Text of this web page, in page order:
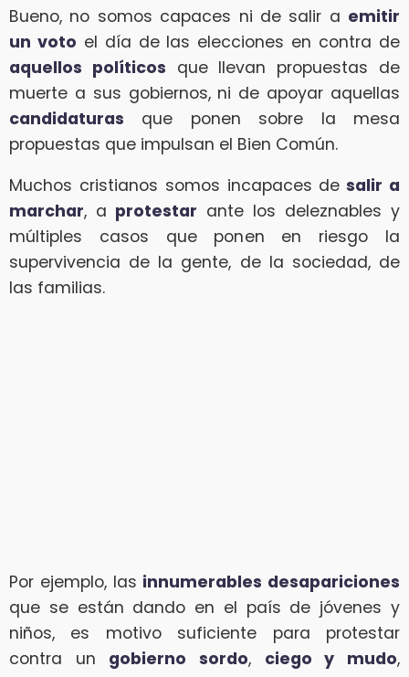
Bueno, no somos capaces ni de salir a emitir
un voto el día de las elecciones en contra de
aquellos políticos que llevan propuestas de
muerte a sus gobiernos, ni de apoyar aquellas
candidaturas que ponen sobre la mesa
propuestas que impulsan el Bien Común.
Muchos cristianos somos incapaces de salir a
marchar, a protestar ante los deleznables y
múltiples casos que ponen en riesgo la
supervivencia de la gente, de la sociedad, de
las familias.
Por ejemplo, las innumerables desapariciones
que se están dando en el país de jóvenes y
niños, es motivo suficiente para protestar
contra un gobierno sordo, ciego y mudo,